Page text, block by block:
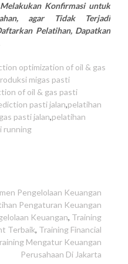
Konfirmasi untuk
agar Tidak Terjadi
Pelatihan, Dapatkan
optimization of oil & gas
migas pasti
of oil & gas pasti
pasti jalan,pelatihan
pasti jalan,pelatihan
running
Pengelolaan Keuangan
Pengaturan Keuangan
Keuangan, Training
Terbaik, Training Financial
Mengatur Keuangan
Perusahaan Di Jakarta